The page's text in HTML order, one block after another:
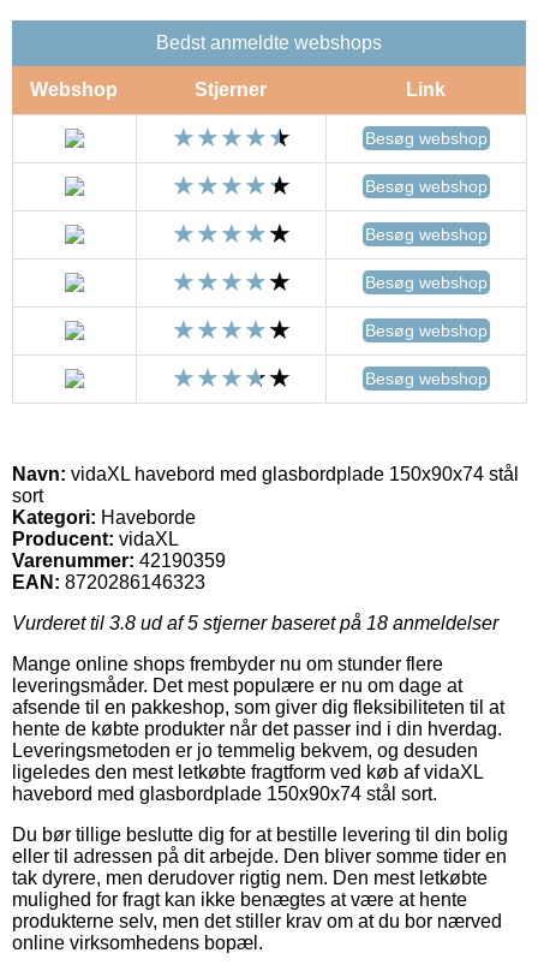
Bedst anmeldte webshops
Webshop Stjerner Link
Besøg webshop
Besøg webshop
Besøg webshop
Besøg webshop
Besøg webshop
Besøg webshop
Navn: vidaXL havebord med glasbordplade 150x90x74 stål
sort
Kategori: Haveborde
Producent: vidaXL
Varenummer: 42190359
EAN: 8720286146323
Vurderet til 3.8 ud af 5 stjerner baseret på 18 anmeldelser
Mange online shops frembyder nu om stunder flere
leveringsmåder. Det mest populære er nu om dage at
afsende til en pakkeshop, som giver dig fleksibiliteten til at
hente de købte produkter når det passer ind i din hverdag.
Leveringsmetoden er jo temmelig bekvem, og desuden
ligeledes den mest letkøbte fragtform ved køb af vidaXL
havebord med glasbordplade 150x90x74 stål sort.
Du bør tillige beslutte dig for at bestille levering til din bolig
eller til adressen på dit arbejde. Den bliver somme tider en
tak dyrere, men derudover rigtig nem. Den mest letkøbte
mulighed for fragt kan ikke benægtes at være at hente
produkterne selv, men det stiller krav om at du bor nærved
online virksomhedens bopæl.